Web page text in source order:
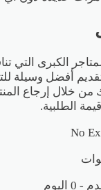
الكبرى التي
أفضل وسيلة
من خلال إرجاع